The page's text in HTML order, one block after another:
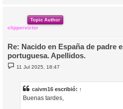
Topic Author
clippervictor
Re: Nacido en España de padre
portuguesa. Apellidos.
M
e
11 Jul 2025, 18:47
caivm16 escribió: ↑
Buenas tardes,